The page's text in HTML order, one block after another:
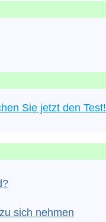
Sie jetzt den Test!
sich nehmen